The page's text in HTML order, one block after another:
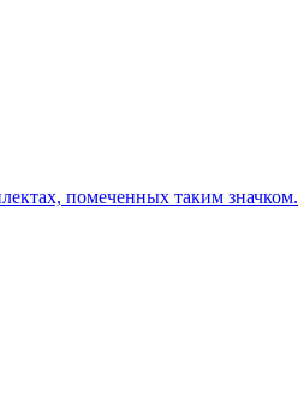
помеченных таким значком.